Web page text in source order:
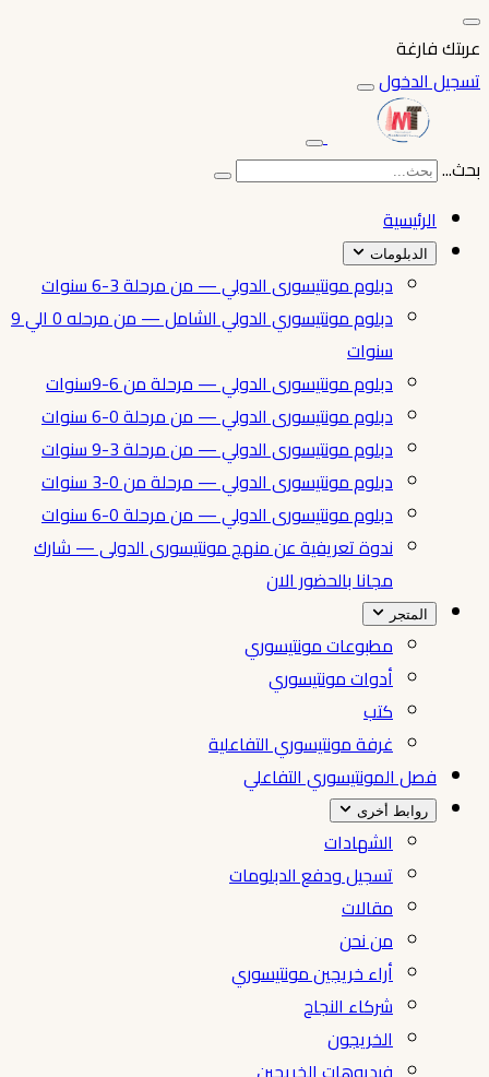
عربتك فارغة
تسجيل الدخول
بحث...
الرئيسية
الدبلومات
دبلوم مونتيسورى الدولي — من مرحلة 3-6 سنوات
دبلوم مونتيسوري الدولي الشامل — من مرحله 0 الي 9
سنوات
دبلوم مونتيسورى الدولي — مرحلة من 6-9سنوات
دبلوم مونتيسورى الدولي — من مرحلة 0-6 سنوات
دبلوم مونتيسورى الدولي — من مرحلة 3-9 سنوات
دبلوم مونتيسورى الدولي — مرحلة من 0-3 سنوات
دبلوم مونتيسورى الدولي — من مرحلة 0-6 سنوات
ندوة تعريفية عن منهج مونتيسورى الدولى — شارك
مجانا بالحضور الان
المتجر
مطبوعات مونتيسوري
أدوات مونتيسوري
كتب
غرفة مونتيسوري التفاعلية
فصل المونتيسوري التفاعلي
روابط أخرى
الشهادات
تسجيل ودفع الدبلومات
مقالات
من نحن
أراء خريجين مونتيسوري
شركاء النجاح
الخريجون